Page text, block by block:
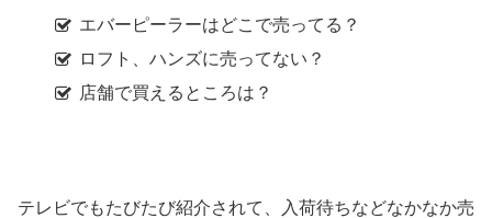
エバーピーラーはどこで売ってる？
ロフト、ハンズに売ってない？
店舗で買えるところは？
テレビでもたびたび紹介されて、入荷待ちなどなかなか売